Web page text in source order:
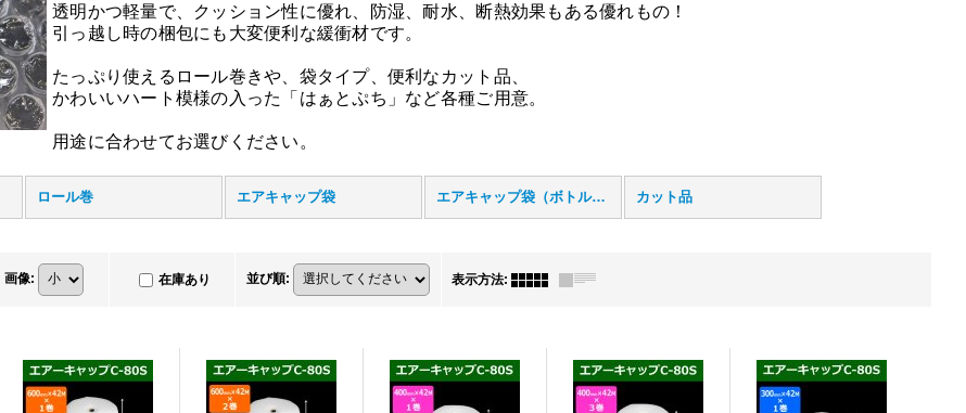
透明かつ軽量で、クッション性に優れ、防湿、耐水、断熱効果もある優れもの！
引っ越し時の梱包にも大変便利な緩衝材です。
たっぷり使えるロール巻きや、袋タイプ、便利なカット品、
かわいいハート模様の入った「はぁとぷち」など各種ご用意。
用途に合わせてお選びください。
ロール巻 エアキャップ袋 エアキャップ袋（ボトル用） カット品
画像: 在庫あり 並び順: 表示方法: